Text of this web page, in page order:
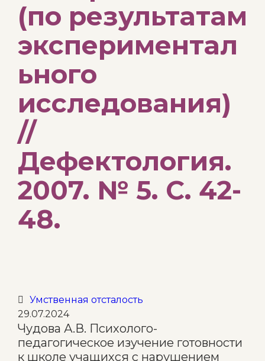
(по результатам
экспериментал
ьного
исследования)
//
Дефектология.
2007. № 5. С. 42-
48.
 Category
Умственная отсталость
29.07.2024
Чудова А.В. Психолого-
педагогическое изучение готовности
к школе учащихся с нарушением